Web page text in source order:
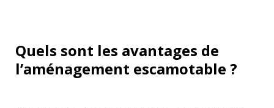
Quels sont les avantages de
l’aménagement escamotable ?